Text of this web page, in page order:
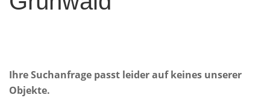
Ihre Suchanfrage passt leider auf keines unserer
Objekte.